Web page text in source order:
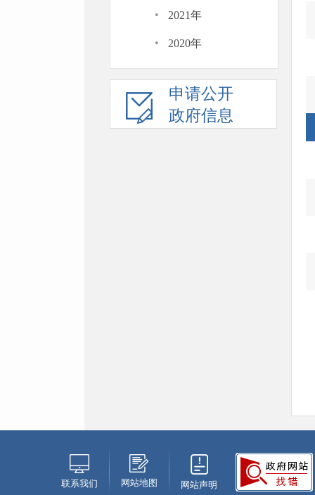
· 2021年
· 2020年
申请公开
政府信息
联系我们 网站地图 网站声明